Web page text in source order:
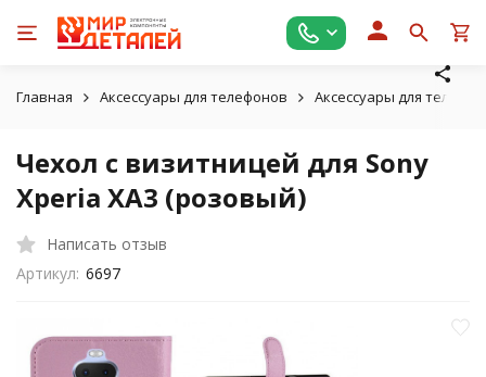
Главная Аксессуары для телефонов Аксессуары для
Чехол с визитницей для Sony
Xperia XA3 (розовый)
Написать отзыв
Артикул: 6697